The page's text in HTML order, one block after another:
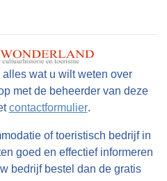
wat u wilt weten over
met de beheerder van deze
contactformulier.
of toeristisch bedrijf in
goed en effectief informeren
bedrijf bestel dan de gratis